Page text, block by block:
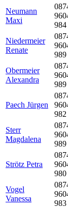
Neumann
Maxi
984
Niedermeier
Renate
989
Obermeier
Alexandra
989
Paech Jürgen
982
Sterr
Magdalena
989
Strötz Petra
980
Vogel
Vanessa
983